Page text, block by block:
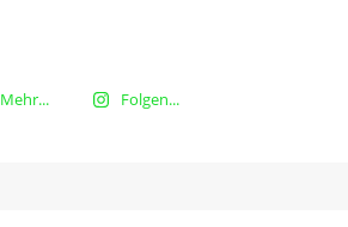
Mehr... Folgen...